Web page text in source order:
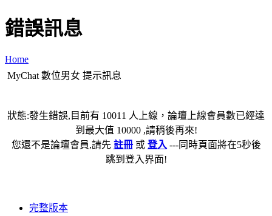
錯誤訊息
Home
MyChat 數位男女 提示訊息
狀態:發生錯誤,目前有 10011 人上線，論壇上線會員數已經達
到最大值 10000 ,請稍後再來!
您還不是論壇會員,請先 註冊或 登入 ---同時頁面將在5秒後
跳到登入界面!
完整版本